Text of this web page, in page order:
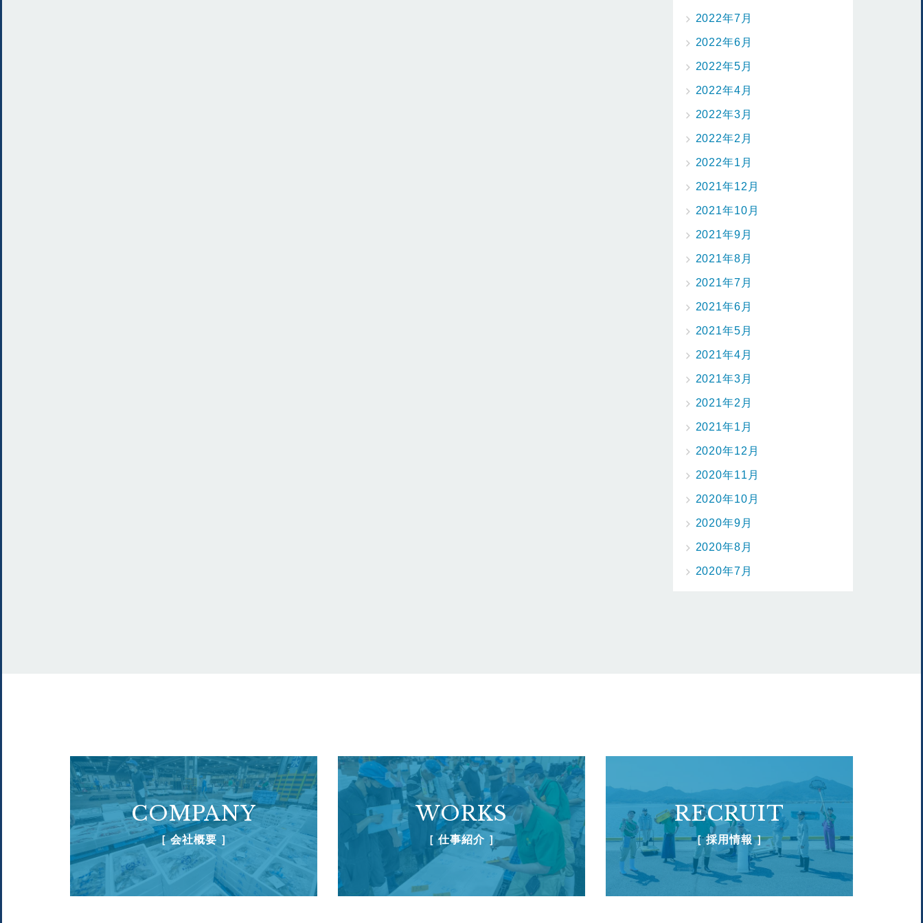
2022年7月
2022年6月
2022年5月
2022年4月
2022年3月
2022年2月
2022年1月
2021年12月
2021年10月
2021年9月
2021年8月
2021年7月
2021年6月
2021年5月
2021年4月
2021年3月
2021年2月
2021年1月
2020年12月
2020年11月
2020年10月
2020年9月
2020年8月
2020年7月
COMPANY
［ 会社概要 ］
WORKS
［ 仕事紹介 ］
RECRUIT
［ 採用情報 ］